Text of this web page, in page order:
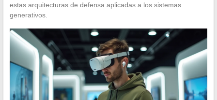
estas arquitecturas de defensa aplicadas a los sistemas
generativos.